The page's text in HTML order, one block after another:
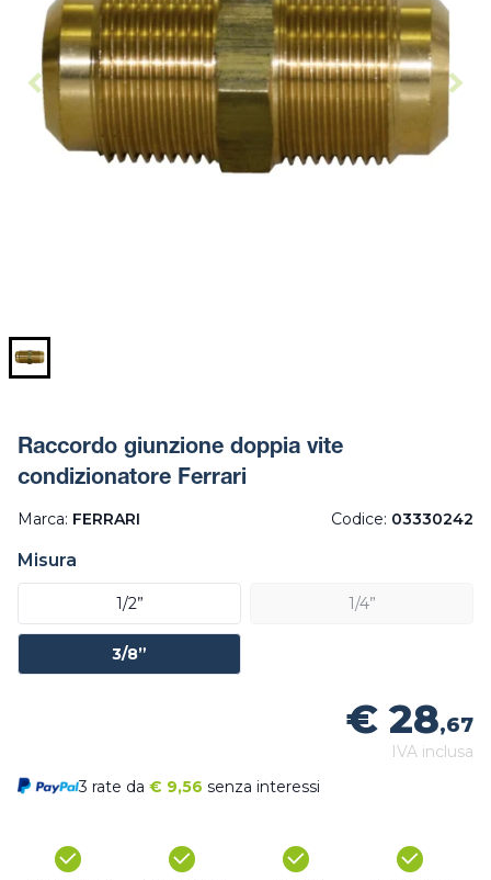
Raccordo giunzione doppia vite
condizionatore Ferrari
Marca: FERRARI Codice: 03330242
Misura
1/2” 1/4”
3/8”
€ 28,67
IVA inclusa
3 rate da € 9,56 senza interessi